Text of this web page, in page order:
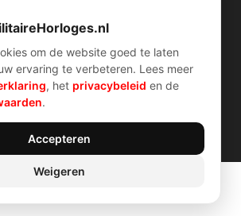
BT Dordrecht Nederland
om de website goed te laten
ervaring te verbeteren. Lees meer
, het privacybeleid en de
.
Accepteren
Weigeren
|
door:Sanum B.V.